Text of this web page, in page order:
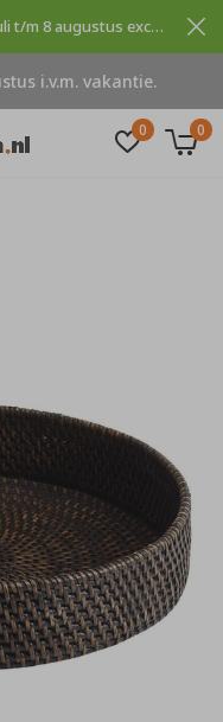
0 0
i.v.m. vakantie.
I.v.m. vakantie zijn wij gesloten van 16 juli t/m 8 augustus excuses voor dit ongemak.